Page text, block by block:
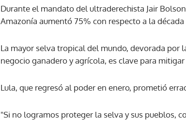
Durante el mandato del ultraderechista Jair
Amazonía aumentó 75% con respecto a la década
La mayor selva tropical del mundo, devorada por
negocio ganadero y agrícola, es clave para
Lula, que regresó al poder en enero, prometió
"Si no logramos proteger la selva y sus pueblos,